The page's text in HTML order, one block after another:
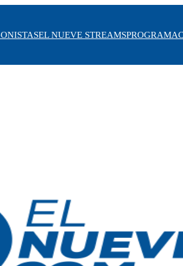
EL NUEVE STREAMS